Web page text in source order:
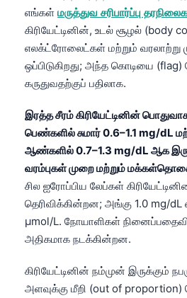
எங்கள் மருத்துவ சரிபார்ப்பு
கிரியேட்டினின், உடல் சூழல் (body
எலக்ட்ரோலைட்கள் மற்றும் வரலாற்று
ஒப்பிடுகிறது; அந்த கொடியை
கருதுவதற்குப் பதிலாக.
இரத்த சீரம் கிரியேட்டினின்
பெண்களில் சுமார் 0.6–1.1 mg/dL
ஆண்களில் 0.7–1.3 mg/dL ஆக
வரம்புகள் முறை மற்றும்
சில ஐரோப்பிய லேப்கள்
தெரிவிக்கின்றன; அங்கு 1.0 mg/dL
µmol/L. நோயாளிகள்
அதிகமாக நடக்கின்றன.
கிரியேட்டினின் நம்முன் இருக்கும்
அளவுக்கு மீறி (out of proportion)